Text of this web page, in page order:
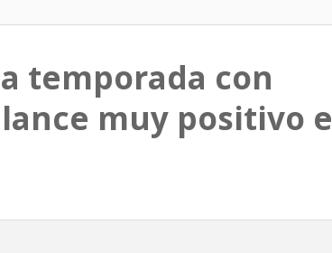
temporada con
muy positivo e